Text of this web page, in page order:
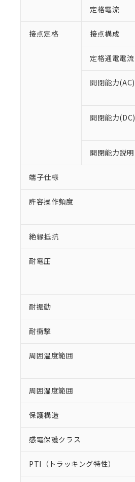
定格電流
接点定格 接点構成
定格通電電流
開閉能力(AC)
開閉能力(DC)
開閉能力説明
端子仕様
許容操作頻度
絶縁抵抗
耐電圧
耐振動
耐衝撃
周囲温度範囲
周囲湿度範囲
保護構造
感電保護クラス
PTI（トラッキング特性）